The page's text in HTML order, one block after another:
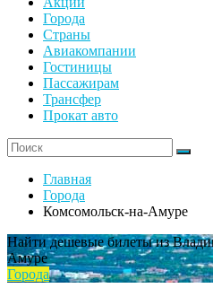
Города
Страны
Авиакомпании
Гостиницы
Пассажирам
Трансфер
Прокат авто
Главная
Города
Комсомольск-на-Амуре
Найти дешевые билеты из
Амуре
Города